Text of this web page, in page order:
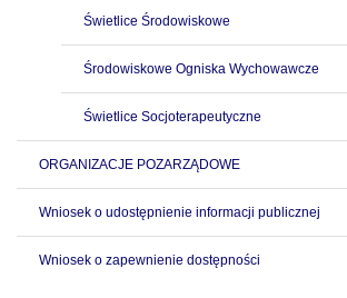
Świetlice Środowiskowe
Środowiskowe Ogniska Wychowawcze
Świetlice Socjoterapeutyczne
ORGANIZACJE POZARZĄDOWE
Wniosek o udostępnienie informacji publicznej
Wniosek o zapewnienie dostępności